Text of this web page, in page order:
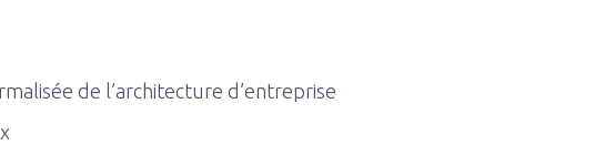
de l’architecture d’entreprise